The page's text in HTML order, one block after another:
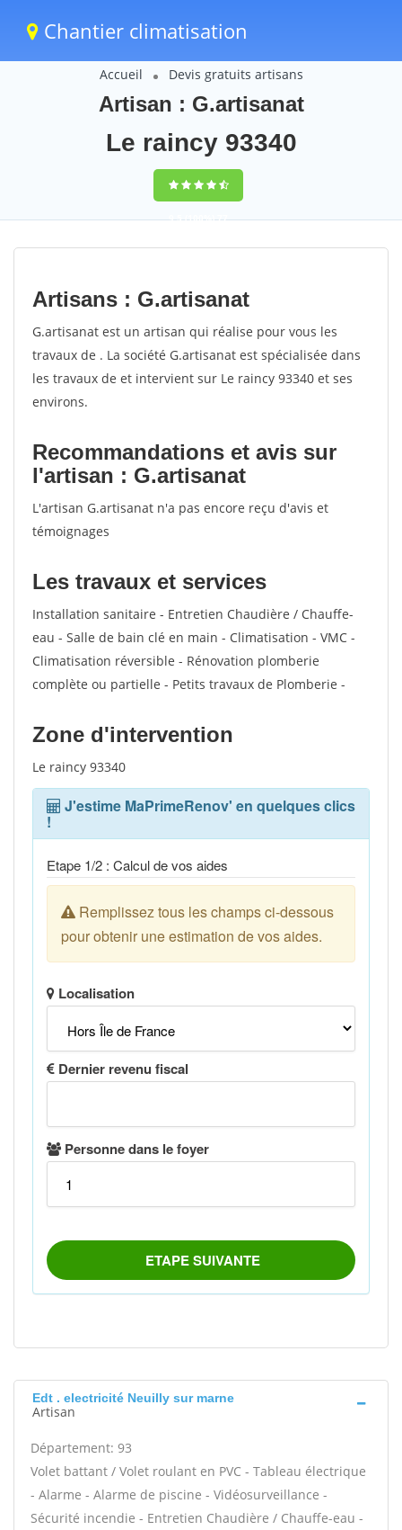
Chantier climatisation
Accueil Devis gratuits artisans
Artisan : G.artisanat
Le raincy 93340
9,5(100%)77
votes
Artisans : G.artisanat
G.artisanat est un artisan qui réalise pour vous les
travaux de . La société G.artisanat est spécialisée dans
les travaux de et intervient sur Le raincy 93340 et ses
environs.
Recommandations et avis sur
l'artisan : G.artisanat
L'artisan G.artisanat n'a pas encore reçu d'avis et
témoignages
Les travaux et services
Installation sanitaire - Entretien Chaudière / Chauffe-
eau - Salle de bain clé en main - Climatisation - VMC -
Climatisation réversible - Rénovation plomberie
complète ou partielle - Petits travaux de Plomberie -
Zone d'intervention
Le raincy 93340
Edt . electricité Neuilly sur marne
Artisan
Département: 93
Volet battant / Volet roulant en PVC - Tableau électrique
- Alarme - Alarme de piscine - Vidéosurveillance -
Sécurité incendie - Entretien Chaudière / Chauffe-eau -